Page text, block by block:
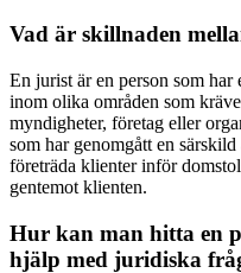
Vad är skillnaden
En jurist är en person som
inom olika områden som
myndigheter, företag eller
som har genomgått en
företräda klienter inför
gentemot klienten.
Hur kan man hitta en
hjälp med juridiska